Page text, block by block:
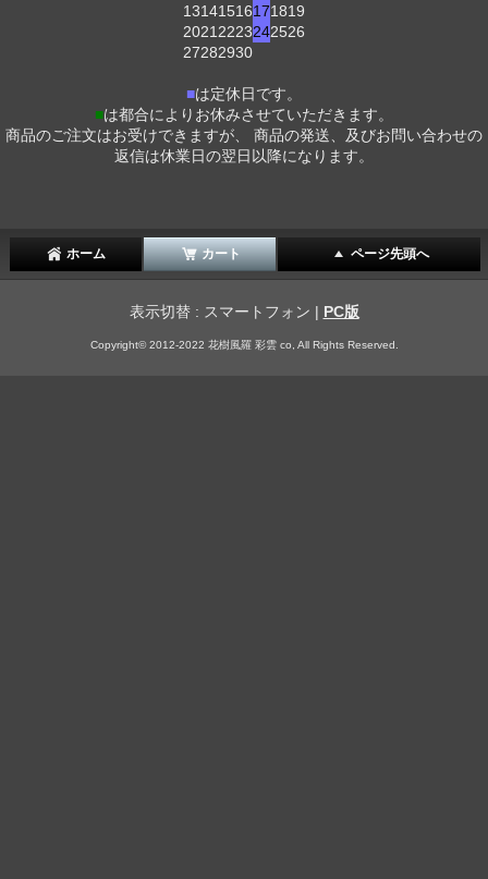
13141516171819
2021 2223242526
27282930
■は定休日です。
■は都合によりお休みさせていただきます。
商品のご注文はお受けできますが、 商品の発送、及びお問い合わせの
返信は休業日の翌日以降になります。
ホーム カート ページ先頭へ
表示切替 : スマートフォン | PC版
Copyright© 2012-2022 花樹風羅 彩雲 co, All Rights Reserved.